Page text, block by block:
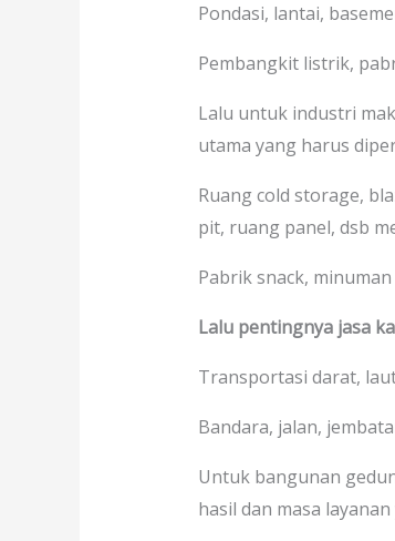
Pondasi, lantai,
Pembangkit listrik,
Lalu untuk industri
utama yang harus
Ruang cold storage,
pit, ruang panel, dsb
Pabrik snack,
Lalu pentingnya jasa
Transportasi darat,
Bandara, jalan,
Untuk bangunan
hasil dan masa